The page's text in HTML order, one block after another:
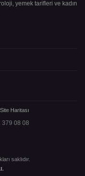
yemek tarifleri ve kadın
Site Haritası
379 08 08
saklıdır.